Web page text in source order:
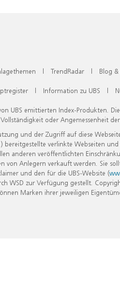
| TrendRadar | Blog
| Information zu UBS |
UBS emittierten Index-Produkten.
oder Angemessenheit
und der Zugriff auf diese
verlinkte Webseiten
anderen veröffentlichten
Anlegern verkauft werden. Sie
und den für die UBS-Website (
zur Verfügung gestellt.
Marken ihrer jeweiligen